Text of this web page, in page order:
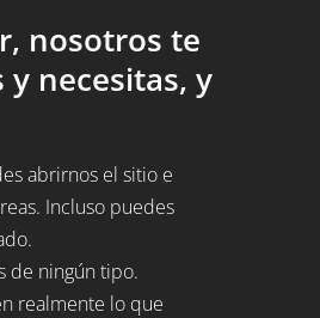
nosotros te
necesitas, y
abrirnos el sitio e
Incluso puedes
de ningún tipo.
realmente lo que